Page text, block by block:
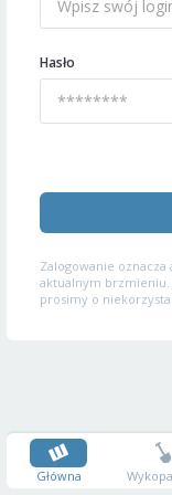
Hasło
Zalogowanie oznacza
aktualnym brzmieniu.
prosimy o
Główna